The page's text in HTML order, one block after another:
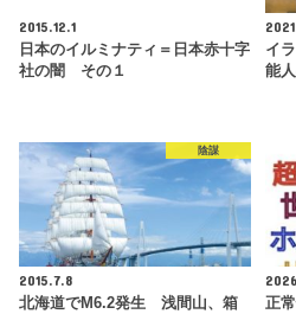
2015.12.1
日本のイルミナティ＝日本赤十字
社の闇 その１
イ
能
陰謀
2015.7.8
北海道でM6.2発生 浅間山、箱
正